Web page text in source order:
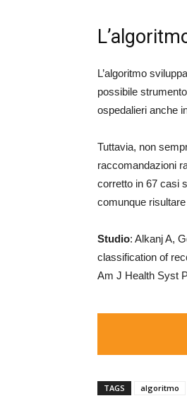
L’algoritmo
possibile
ospedalieri anche
Tuttavia, non
raccomandazioni
corretto in 67 casi
comunque
Studio: Alkanj A,
classification of
Am J Health Syst
TAGS algoritmo